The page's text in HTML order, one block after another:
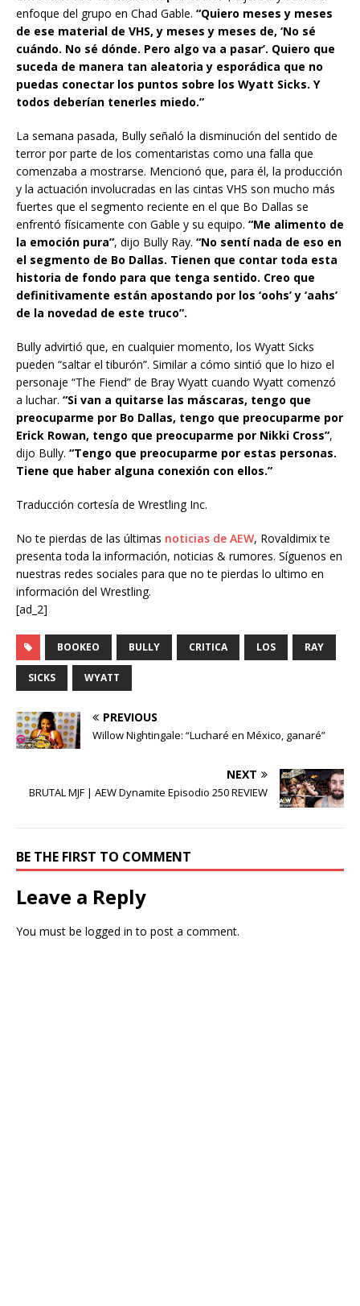
enfoque del grupo en Chad Gable. “Quiero meses y meses
de ese material de VHS, y meses y meses de, ‘No sé
cuándo. No sé dónde. Pero algo va a pasar’. Quiero que
suceda de manera tan aleatoria y esporádica que no
puedas conectar los puntos sobre los Wyatt Sicks. Y
todos deberían tenerles miedo.”
La semana pasada, Bully señaló la disminución del sentido de
terror por parte de los comentaristas como una falla que
comenzaba a mostrarse. Mencionó que, para él, la producción
y la actuación involucradas en las cintas VHS son mucho más
fuertes que el segmento reciente en el que Bo Dallas se
enfrentó físicamente con Gable y su equipo. “Me alimento de
la emoción pura”, dijo Bully Ray. “No sentí nada de eso en
el segmento de Bo Dallas. Tienen que contar toda esta
historia de fondo para que tenga sentido. Creo que
definitivamente están apostando por los ‘oohs’ y ‘aahs’
de la novedad de este truco”.
Bully advirtió que, en cualquier momento, los Wyatt Sicks
pueden “saltar el tiburón”. Similar a cómo sintió que lo hizo el
personaje “The Fiend” de Bray Wyatt cuando Wyatt comenzó
a luchar. “Si van a quitarse las máscaras, tengo que
preocuparme por Bo Dallas, tengo que preocuparme por
Erick Rowan, tengo que preocuparme por Nikki Cross”,
dijo Bully. “Tengo que preocuparme por estas personas.
Tiene que haber alguna conexión con ellos.”
Traducción cortesía de Wrestling Inc.
No te pierdas de las últimas noticias de AEW, Rovaldimix te
presenta toda la información, noticias & rumores. Síguenos en
nuestras redes sociales para que no te pierdas lo ultimo en
información del Wrestling.
[ad_2]
BOOKEO BULLY CRITICA LOS RAY
SICKS WYATT
PREVIOUS
Willow Nightingale: “Lucharé en México, ganaré”
NEXT
BRUTAL MJF | AEW Dynamite Episodio 250 REVIEW
BE THE FIRST TO COMMENT
Leave a Reply
You must be logged in to post a comment.